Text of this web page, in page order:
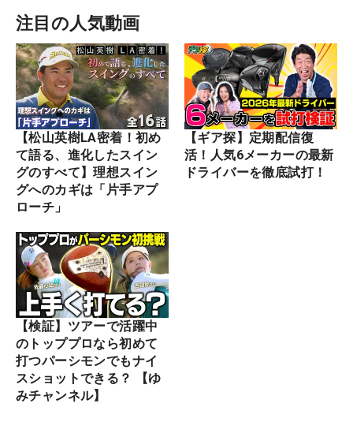
注目の人気動画
【松山英樹LA密着！初め
て語る、進化したスイン
グのすべて】理想スイン
グへのカギは「片手アプ
ローチ」
【ギア探】定期配信復
活！人気6メーカーの最新
ドライバーを徹底試打！
【検証】ツアーで活躍中
のトッププロなら初めて
打つパーシモンでもナイ
スショットできる？ 【ゆ
みチャンネル】